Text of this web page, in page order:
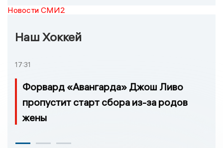
Новости СМИ2
Наш Хоккей
17:31
Форвард «Авангарда» Джош Ливо
пропустит старт сбора из-за родов
жены